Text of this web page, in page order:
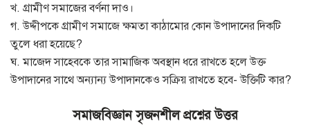
খ. গ্রামীণ সমাজের বর্ণনা দাও।
গ. উদ্দীপকে গ্রামীণ সমাজে ক্ষমতা কাঠামোর কোন উপাদানের দিকটি
তুলে ধরা হয়েছে?
ঘ. মাজেদ সাহেবকে তার সামাজিক অবস্থান ধরে রাখতে হলে উক্ত
উপাদানের সাথে অন্যান্য উপাদানকেও সক্রিয় রাখতে হবে- উক্তিটি কার?
সমাজবিজ্ঞান সৃজনশীল প্রশ্নের উত্তর